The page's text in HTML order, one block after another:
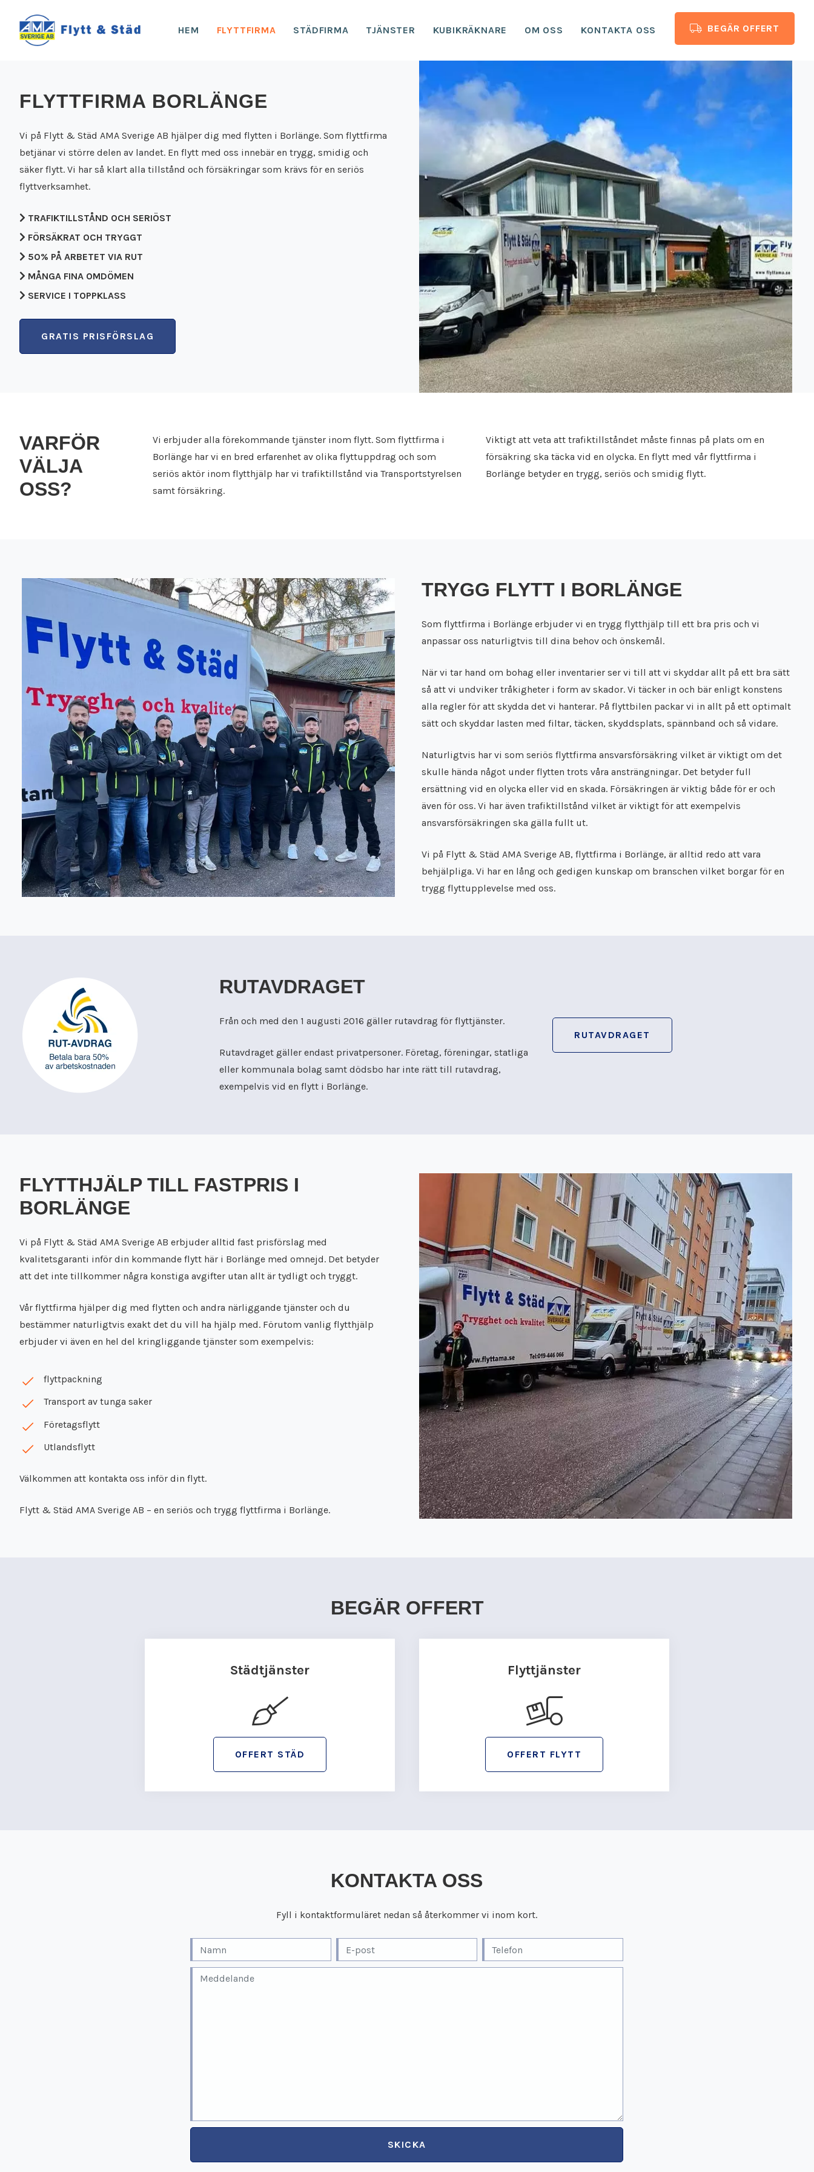
HEM FLYTTFIRMA STÄDFIRMA TJÄNSTER KUBIKRÄKNARE OM OSS KONTAKTA OSS BEGÄR OFFERT
FLYTTFIRMA BORLÄNGE
Vi på Flytt & Städ AMA Sverige AB hjälper dig med flytten i Borlänge. Som flyttfirma
betjänar vi större delen av landet. En flytt med oss innebär en trygg, smidig och
säker flytt. Vi har så klart alla tillstånd och försäkringar som krävs för en seriös
flyttverksamhet.
TRAFIKTILLSTÅND OCH SERIÖST
FÖRSÄKRAT OCH TRYGGT
50% PÅ ARBETET VIA RUT
MÅNGA FINA OMDÖMEN
SERVICE I TOPPKLASS
GRATIS PRISFÖRSLAG
VARFÖR
VÄLJA
OSS?
Vi erbjuder alla förekommande tjänster inom flytt. Som flyttfirma i
Borlänge har vi en bred erfarenhet av olika flyttuppdrag och som
seriös aktör inom flytthjälp har vi trafiktillstånd via Transportstyrelsen
samt försäkring.
Viktigt att veta att trafiktillståndet måste finnas på plats om en
försäkring ska täcka vid en olycka. En flytt med vår flyttfirma i
Borlänge betyder en trygg, seriös och smidig flytt.
TRYGG FLYTT I BORLÄNGE
Som flyttfirma i Borlänge erbjuder vi en trygg flytthjälp till ett bra pris och vi
anpassar oss naturligtvis till dina behov och önskemål.
När vi tar hand om bohag eller inventarier ser vi till att vi skyddar allt på ett bra sätt
så att vi undviker tråkigheter i form av skador. Vi täcker in och bär enligt konstens
alla regler för att skydda det vi hanterar. På flyttbilen packar vi in allt på ett optimalt
sätt och skyddar lasten med filtar, täcken, skyddsplats, spännband och så vidare.
Naturligtvis har vi som seriös flyttfirma ansvarsförsäkring vilket är viktigt om det
skulle hända något under flytten trots våra ansträngningar. Det betyder full
ersättning vid en olycka eller vid en skada. Försäkringen är viktig både för er och
även för oss. Vi har även trafiktillstånd vilket är viktigt för att exempelvis
ansvarsförsäkringen ska gälla fullt ut.
Vi på Flytt & Städ AMA Sverige AB, flyttfirma i Borlänge, är alltid redo att vara
behjälpliga. Vi har en lång och gedigen kunskap om branschen vilket borgar för en
trygg flyttupplevelse med oss.
RUTAVDRAGET
Från och med den 1 augusti 2016 gäller rutavdrag för flyttjänster.
Rutavdraget gäller endast privatpersoner. Företag, föreningar, statliga
eller kommunala bolag samt dödsbo har inte rätt till rutavdrag,
exempelvis vid en flytt i Borlänge.
RUTAVDRAGET
FLYTTHJÄLP TILL FASTPRIS I
BORLÄNGE
Vi på Flytt & Städ AMA Sverige AB erbjuder alltid fast prisförslag med
kvalitetsgaranti inför din kommande flytt här i Borlänge med omnejd. Det betyder
att det inte tillkommer några konstiga avgifter utan allt är tydligt och tryggt.
Vår flyttfirma hjälper dig med flytten och andra närliggande tjänster och du
bestämmer naturligtvis exakt det du vill ha hjälp med. Förutom vanlig flytthjälp
erbjuder vi även en hel del kringliggande tjänster som exempelvis:
flyttpackning
Transport av tunga saker
Företagsflytt
Utlandsflytt
Välkommen att kontakta oss inför din flytt.
Flytt & Städ AMA Sverige AB – en seriös och trygg flyttfirma i Borlänge.
BEGÄR OFFERT
Städtjänster
OFFERT STÄD
Flyttjänster
OFFERT FLYTT
KONTAKTA OSS
Fyll i kontaktformuläret nedan så återkommer vi inom kort.
SKICKA